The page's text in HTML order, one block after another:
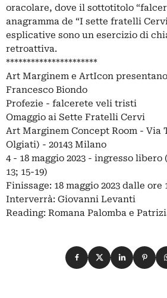
oracolare, dove il sottotitolo
anagramma de “I sette fratelli
esplicative sono un esercizio di
retroattiva.
**********************
Art Marginem e ArtIcon
Francesco Biondo
Profezie - falcerete veli tristi
Omaggio ai Sette Fratelli Cervi
Art Marginem Concept Room - Via
Olgiati) - 20143 Milano
4 - 18 maggio 2023 - ingresso
13; 15-19)
Finissage: 18 maggio 2023 dalle ore
Interverrà: Giovanni Levanti
Reading: Romana Palomba e
Condividi su
Condividi su X
Condividi